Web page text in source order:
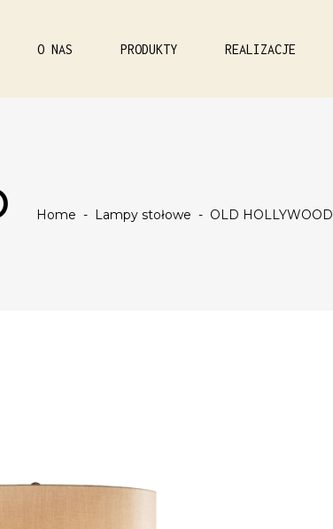
O NAS PRODUKTY REALIZACJE
Home - Lampy stołowe - OLD HOLLYWOOD